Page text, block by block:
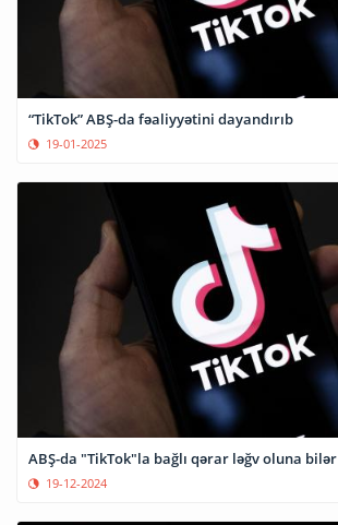
“TikTok” ABŞ-da fəaliyyətini dayandırıb
19-01-2025
ABŞ-da "TikTok"la bağlı qərar ləğv oluna bilər
19-12-2024